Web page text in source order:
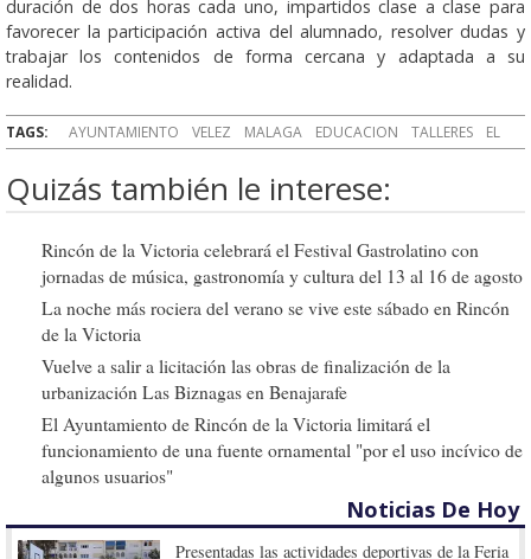
duración de dos horas cada uno, impartidos clase a clase para
favorecer la participación activa del alumnado, resolver dudas y
trabajar los contenidos de forma cercana y adaptada a su
realidad.
TAGS: AYUNTAMIENTO VELEZ MALAGA EDUCACION TALLERES EL
Quizás también le interese:
Rincón de la Victoria celebrará el Festival Gastrolatino con
jornadas de música, gastronomía y cultura del 13 al 16 de agosto
La noche más rociera del verano se vive este sábado en Rincón
de la Victoria
Vuelve a salir a licitación las obras de finalización de la
urbanización Las Biznagas en Benajarafe
El Ayuntamiento de Rincón de la Victoria limitará el
funcionamiento de una fuente ornamental "por el uso incívico de
algunos usuarios"
Noticias De Hoy
Presentadas las actividades deportivas de la Feria